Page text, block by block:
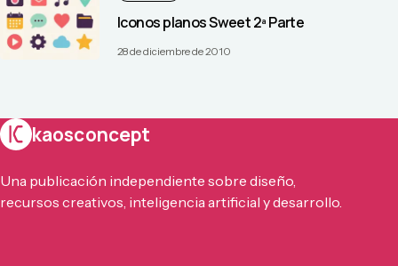
Iconos planos Sweet 2ª Parte
28 de diciembre de 2010
kaosconcept
Una publicación independiente sobre diseño,
recursos creativos, inteligencia artificial y desarrollo.